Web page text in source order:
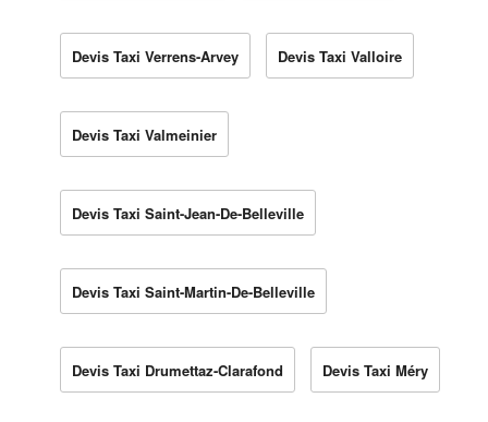
Devis Taxi Verrens-Arvey Devis Taxi Valloire
Devis Taxi Valmeinier
Devis Taxi Saint-Jean-De-Belleville
Devis Taxi Saint-Martin-De-Belleville
Devis Taxi Drumettaz-Clarafond Devis Taxi Méry